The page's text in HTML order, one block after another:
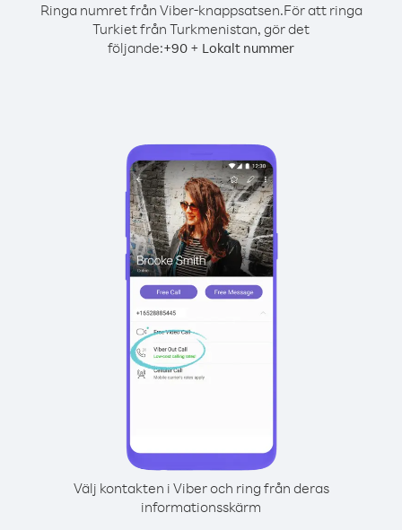
Ringa numret från Viber-knappsatsen.För att ringa
Turkiet från Turkmenistan, gör det
följande:+90 + Lokalt nummer
Välj kontakten i Viber och ring från deras
informationsskärm